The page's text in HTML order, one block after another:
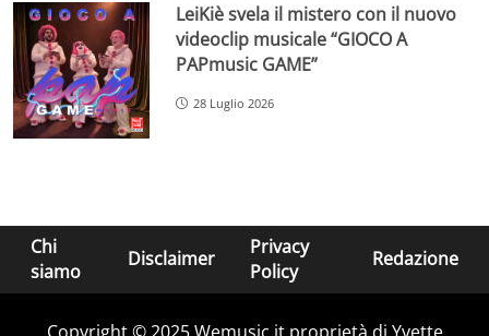
LeiKiè svela il mistero con il nuovo
videoclip musicale “GIOCO A
PAPmusic GAME”
28 Luglio 2026
Chi
siamo
Disclaimer
Privacy
Policy
Redazione